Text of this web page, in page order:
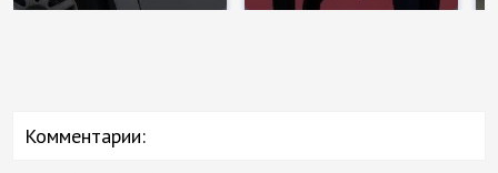
Комментарии: